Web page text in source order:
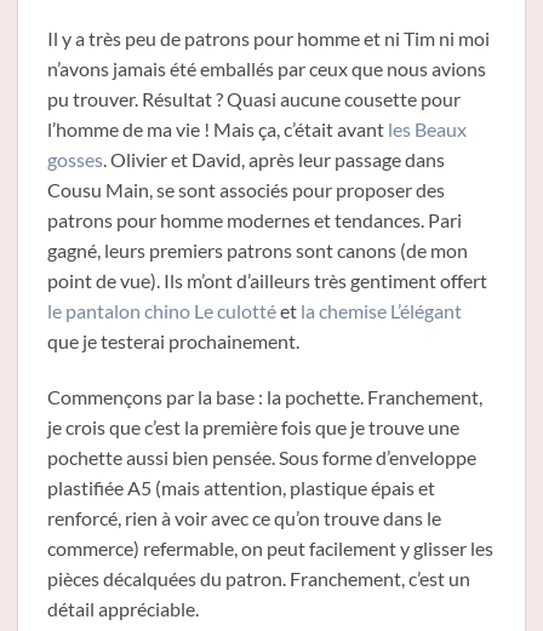
Il y a très peu de patrons pour homme et ni Tim ni moi
n’avons jamais été emballés par ceux que nous avions
pu trouver. Résultat ? Quasi aucune cousette pour
l’homme de ma vie ! Mais ça, c’était avant les Beaux
gosses. Olivier et David, après leur passage dans
Cousu Main, se sont associés pour proposer des
patrons pour homme modernes et tendances. Pari
gagné, leurs premiers patrons sont canons (de mon
point de vue). Ils m’ont d’ailleurs très gentiment offert
le pantalon chino Le culottéet la chemise L’élégant
que je testerai prochainement.
Commençons par la base : la pochette. Franchement,
je crois que c’est la première fois que je trouve une
pochette aussi bien pensée. Sous forme d’enveloppe
plastifiée A5 (mais attention, plastique épais et
renforcé, rien à voir avec ce qu’on trouve dans le
commerce) refermable, on peut facilement y glisser les
pièces décalquées du patron. Franchement, c’est un
détail appréciable.